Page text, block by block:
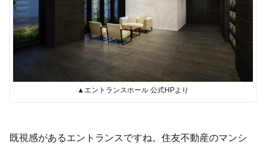
▲エントランスホール 公式HPより
既視感があるエントランスですね。住友不動産のマンシ